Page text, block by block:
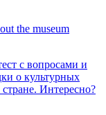
the museum
с вопросами и
о культурных
Интересно?